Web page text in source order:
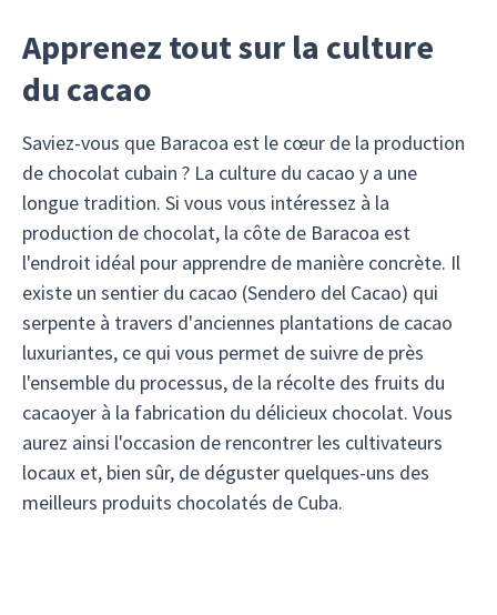
Apprenez tout sur la culture
du cacao
Saviez-vous que Baracoa est le cœur de la production
de chocolat cubain ? La culture du cacao y a une
longue tradition. Si vous vous intéressez à la
production de chocolat, la côte de Baracoa est
l'endroit idéal pour apprendre de manière concrète. Il
existe un sentier du cacao (Sendero del Cacao) qui
serpente à travers d'anciennes plantations de cacao
luxuriantes, ce qui vous permet de suivre de près
l'ensemble du processus, de la récolte des fruits du
cacaoyer à la fabrication du délicieux chocolat. Vous
aurez ainsi l'occasion de rencontrer les cultivateurs
locaux et, bien sûr, de déguster quelques-uns des
meilleurs produits chocolatés de Cuba.